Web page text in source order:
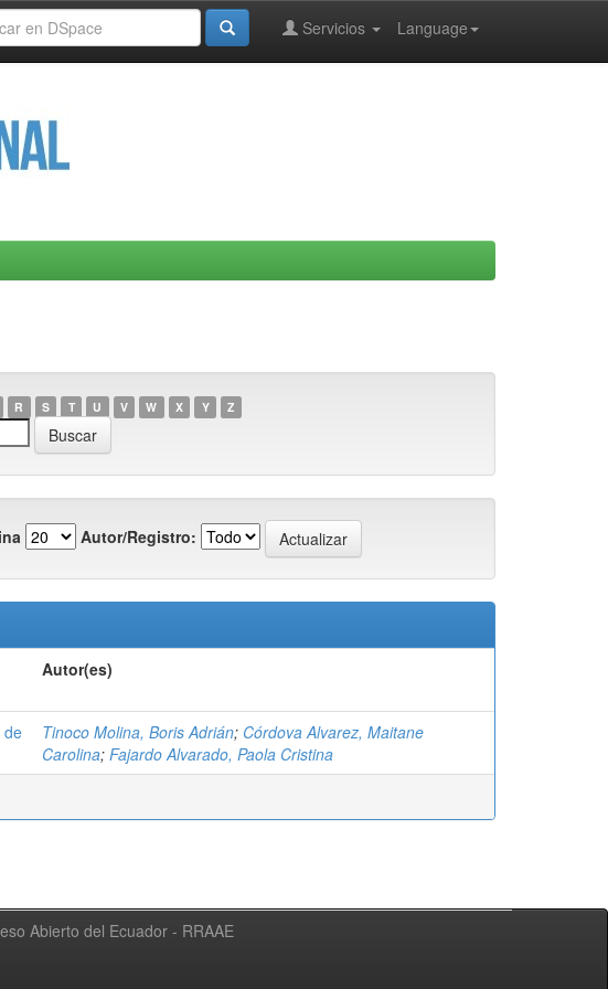
Language
Servicios
R S T U V W X Y Z
Autor/Registro:
Autor(es)
de
Tinoco Molina, Boris Adrián; Córdova Alvarez, Maitane
Carolina; Fajardo Alvarado, Paola Cristina
Abierto del Ecuador - RRAAE